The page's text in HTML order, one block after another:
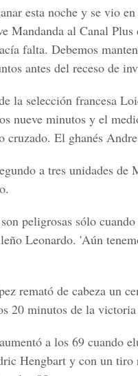
esta noche y se vio
Mandanda al Canal
falta. Debemos
antes del receso de
la selección francesa
nueve minutos y el
cruzado. El ghanés
a tres unidades
peligrosas sólo
Leonardo. 'Aún
remató de cabeza un
20 minutos de la
a los 69 cuando
Hengbart y con un